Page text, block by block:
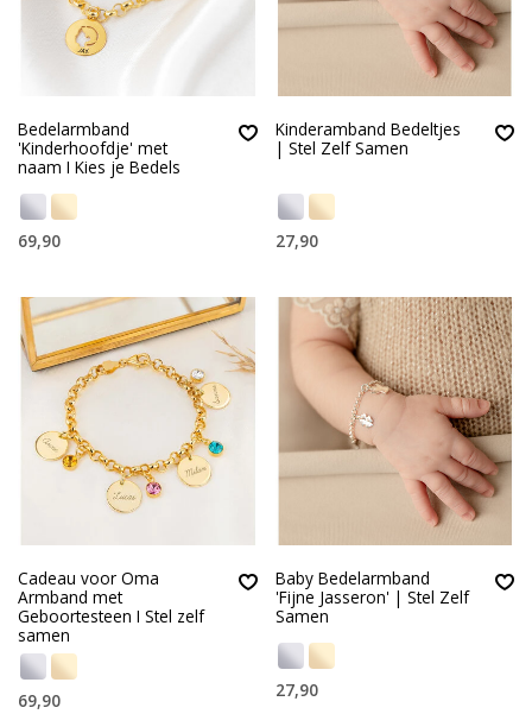
Bedelarmband
'Kinderhoofdje' met
naam I Kies je Bedels
69,90
Kinderamband Bedeltjes
| Stel Zelf Samen
27,90
Cadeau voor Oma
Armband met
Geboortesteen I Stel zelf
samen
69,90
Baby Bedelarmband
'Fijne Jasseron' | Stel Zelf
Samen
27,90